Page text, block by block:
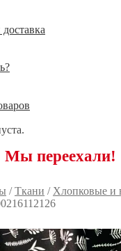
117593
/Ткани / Хлопковые и